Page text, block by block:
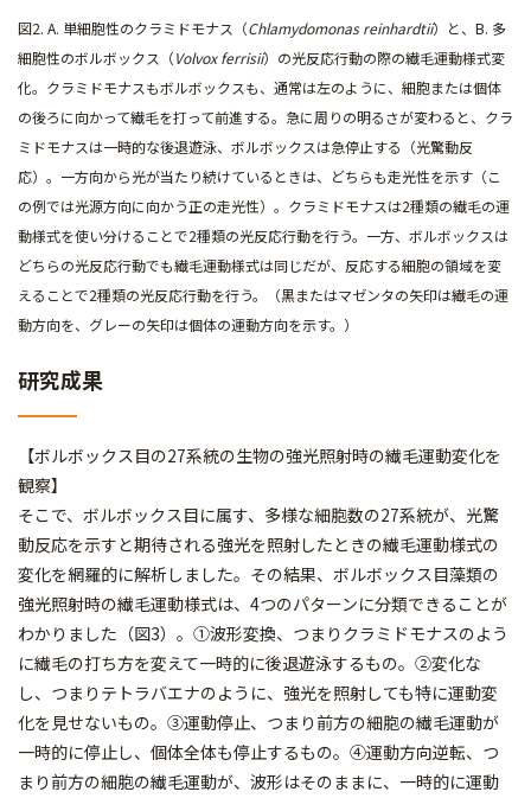
図2. A. 単細胞性のクラミドモナス（Chlamydomonas reinhardtii）と、B. 多
細胞性のボルボックス（Volvox ferrisii）の光反応行動の際の繊毛運動様式変
化。クラミドモナスもボルボックスも、通常は左のように、細胞または個体
の後ろに向かって繊毛を打って前進する。急に周りの明るさが変わると、クラ
ミドモナスは一時的な後退遊泳、ボルボックスは急停止する（光驚動反
応）。一方向から光が当たり続けているときは、どちらも走光性を示す（こ
の例では光源方向に向かう正の走光性）。クラミドモナスは2種類の繊毛の運
動様式を使い分けることで2種類の光反応行動を行う。一方、ボルボックスは
どちらの光反応行動でも繊毛運動様式は同じだが、反応する細胞の領域を変
えることで2種類の光反応行動を行う。（黒またはマゼンタの矢印は繊毛の運
動方向を、グレーの矢印は個体の運動方向を示す。）
研究成果
【ボルボックス目の27系統の生物の強光照射時の繊毛運動変化を
観察】
そこで、ボルボックス目に属す、多様な細胞数の27系統が、光驚
動反応を示すと期待される強光を照射したときの繊毛運動様式の
変化を網羅的に解析しました。その結果、ボルボックス目藻類の
強光照射時の繊毛運動様式は、4つのパターンに分類できることが
わかりました（図3）。①波形変換、つまりクラミドモナスのよう
に繊毛の打ち方を変えて一時的に後退遊泳するもの。②変化な
し、つまりテトラバエナのように、強光を照射しても特に運動変
化を見せないもの。③運動停止、つまり前方の細胞の繊毛運動が
一時的に停止し、個体全体も停止するもの。④運動方向逆転、つ
まり前方の細胞の繊毛運動が、波形はそのままに、一時的に運動